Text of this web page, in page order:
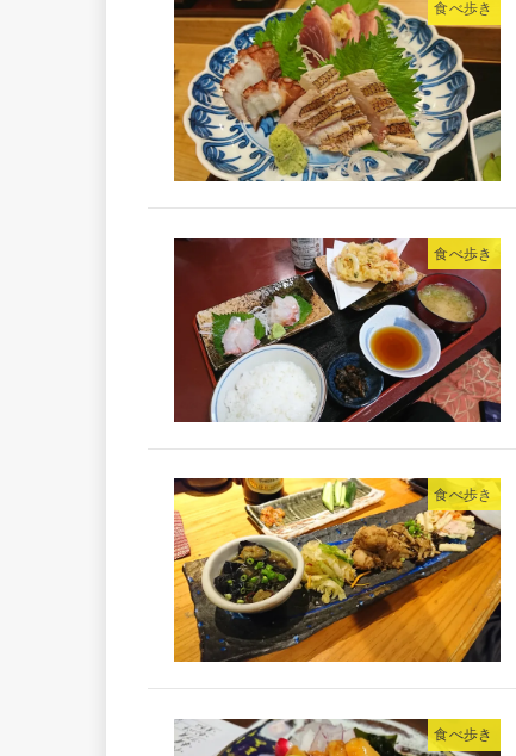
食べ歩き
食べ歩き
食べ歩き
食べ歩き